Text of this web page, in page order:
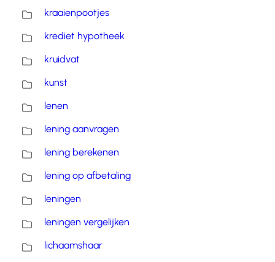
kraaienpootjes
krediet hypotheek
kruidvat
kunst
lenen
lening aanvragen
lening berekenen
lening op afbetaling
leningen
leningen vergelijken
lichaamshaar